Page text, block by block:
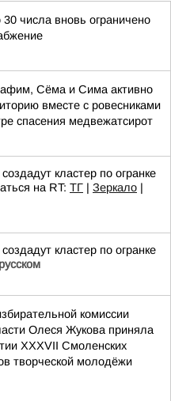
числа вновь ограничено
Сёма и Сима активно
вместе с ровесниками
спасения медвежатсирот
кластер по огранке
на RT: ТГ | Зеркало |
кластер по огранке
комиссии
Олеся Жукова приняла
XXXVII Смоленских
творческой молодёжи